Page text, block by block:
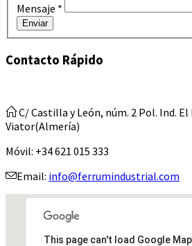
Mensaje *
Enviar
Contacto Rápido
C/ Castilla y León, núm. 2 Pol. Ind.
Viator(Almería)
Móvil: +34 621 015 333
Email: info@ferrumindustrial.com
This page can't load Google